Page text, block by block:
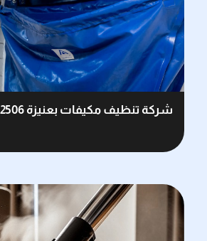
شركة تنظيف مكيفات بعنيزة 0503162506